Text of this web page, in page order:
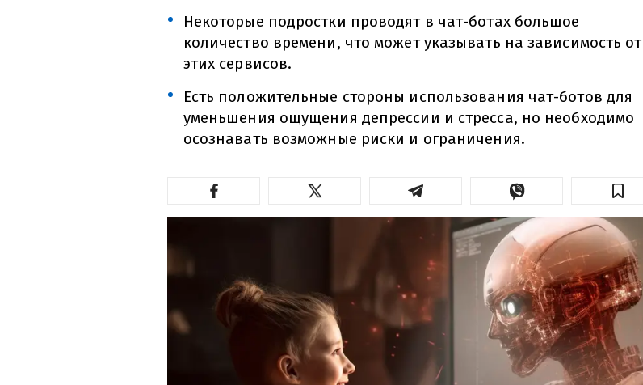
Некоторые подростки проводят в чат-ботах большое
количество времени, что может указывать на зависимость от
этих сервисов.
Есть положительные стороны использования чат-ботов для
уменьшения ощущения депрессии и стресса, но необходимо
осознавать возможные риски и ограничения.